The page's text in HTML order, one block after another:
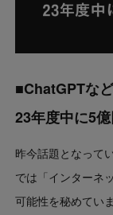
■ChatGPTな
23年度中に5
昨今話題となって
では「インターネ
可能性を秘めてい